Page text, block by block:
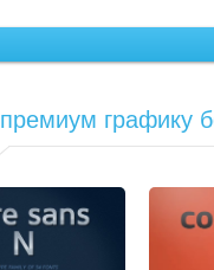
премиум графику